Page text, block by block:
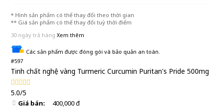
* Hình sản phẩm có thể thay đổi theo thời gian
** Giá sản phẩm có thể thay đổi tuỳ thời điểm
30 ngày trả hàng Xem thêm
Các sản phẩm được đóng gói và bảo quản an toàn.
#597
Tinh chất nghệ vàng Turmeric Curcumin Puritan's Pride 500mg
5.0/5
Giá bán: 400,000 đ